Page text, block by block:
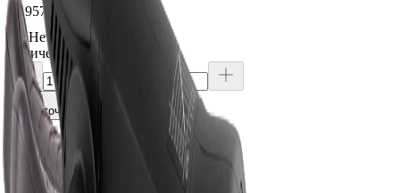
15 957 ₽
Нет в наличии
Количество:
Уточнить наличие
Доставка СДЭК
От 350₽ по России